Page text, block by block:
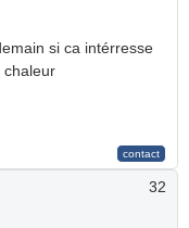
si ca intérresse
chaleur
32